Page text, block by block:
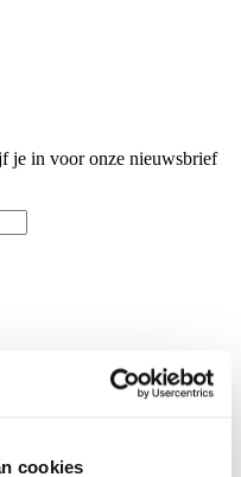
cookies
je in voor onze nieuwsbrief